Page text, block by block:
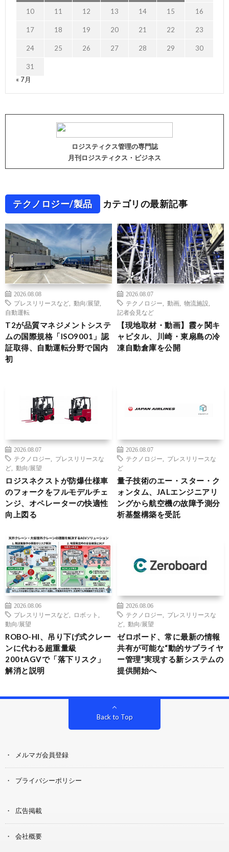
10 11 12 13 14 15 16
17 18 19 20 21 22 23
24 25 26 27 28 29 30
31
« 7月
ロジスティクス管理の専門誌
月刊ロジスティクス・ビジネス
テクノロジー/製品 カテゴリの最新記事
2026.08.08
プレスリリースなど
動向/展望
自動運転
T2が品質マネジメントシステ
ムの国際規格「ISO9001」認
証取得、自動運転分野で国内
初
2026.08.07
テクノロジー
動画 物流施設
記者会見など
【現地取材・動画】霞ヶ関キ
ャピタル、川崎・東扇島の冷
凍自動倉庫を公開
2026.08.07
テクノロジー
プレスリリースな
ど
動向/展望
ロジスネクストが防爆仕様車
のフォークをフルモデルチェ
ンジ、オペレーターの快適性
向上図る
2026.08.07
テクノロジー
プレスリリースな
ど
量子技術のエー・スター・ク
ォンタム、JALエンジニアリ
ングから航空機の故障予測分
析基盤構築を受託
2026.08.06
プレスリリースなど
ロボット
動向/展望
ROBO-HI、吊り下げ式クレー
ンに代わる超重量級
200tAGVで「落下リスク」
解消と説明
2026.08.06
テクノロジー
プレスリリースな
ど
動向/展望
ゼロボード、常に最新の情報
共有が可能な“動的サプライヤ
ー管理”実現する新システムの
提供開始へ
Back to Top
メルマガ会員登録
プライバシーポリシー
広告掲載
会社概要